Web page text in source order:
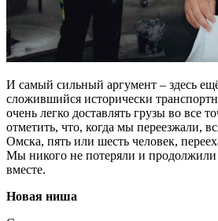
И самый сильный аргумент – здесь
сложившийся исторически
очень легко доставлять грузы во все
отметить, что, когда мы переезжали,
Омска, пять или шесть человек,
Мы никого не потеряли и
вместе.
Новая ниша